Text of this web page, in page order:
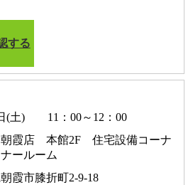
する
(土) 11：00～12：00
朝霞店 本館2F 住宅設備コーナ
ールーム
霞市膝折町2-9-18